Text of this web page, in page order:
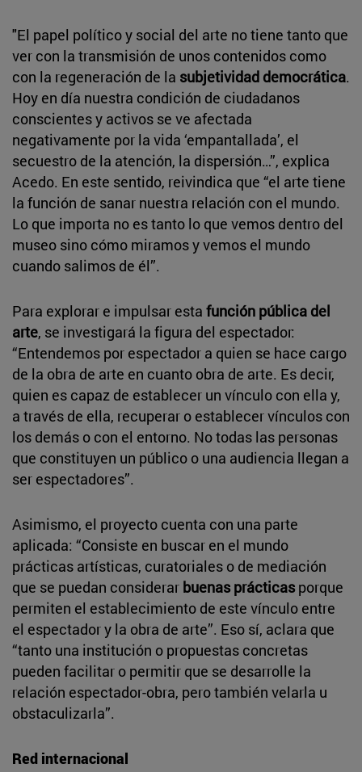
"El papel político y social del arte no tiene tanto que
ver con la transmisión de unos contenidos como
con la regeneración de la subjetividad democrática.
Hoy en día nuestra condición de ciudadanos
conscientes y activos se ve afectada
negativamente por la vida ‘empantallada’, el
secuestro de la atención, la dispersión…”, explica
Acedo. En este sentido, reivindica que “el arte tiene
la función de sanar nuestra relación con el mundo.
Lo que importa no es tanto lo que vemos dentro del
museo sino cómo miramos y vemos el mundo
cuando salimos de él”.
Para explorar e impulsar esta función pública del
arte, se investigará la figura del espectador:
“Entendemos por espectador a quien se hace cargo
de la obra de arte en cuanto obra de arte. Es decir,
quien es capaz de establecer un vínculo con ella y,
a través de ella, recuperar o establecer vínculos con
los demás o con el entorno. No todas las personas
que constituyen un público o una audiencia llegan a
ser espectadores”.
Asimismo, el proyecto cuenta con una parte
aplicada: “Consiste en buscar en el mundo
prácticas artísticas, curatoriales o de mediación
que se puedan considerar buenas prácticasporque
permiten el establecimiento de este vínculo entre
el espectador y la obra de arte”. Eso sí, aclara que
“tanto una institución o propuestas concretas
pueden facilitar o permitir que se desarrolle la
relación espectador-obra, pero también velarla u
obstaculizarla”.
Red internacional